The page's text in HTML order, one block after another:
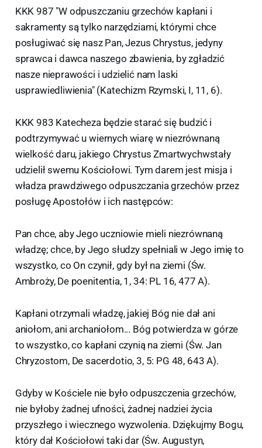
KKK 987 "W odpuszczaniu grzechów kapłani i
sakramenty są tylko narzędziami, którymi chce
posługiwać się nasz Pan, Jezus Chrystus, jedyny
sprawca i dawca naszego zbawienia, by zgładzić
nasze nieprawości i udzielić nam laski
usprawiedliwienia" (Katechizm Rzymski, I, 11, 6).
KKK 983 Katecheza będzie starać się budzić i
podtrzymywać u wiernych wiarę w niezrównaną
wielkość daru, jakiego Chrystus Zmartwychwstały
udzielił swemu Kościołowi. Tym darem jest misja i
władza prawdziwego odpuszczania grzechów przez
posługę Apostołów i ich następców:
Pan chce, aby Jego uczniowie mieli niezrównaną
władzę; chce, by Jego słudzy spełniali w Jego imię to
wszystko, co On czynił, gdy był na ziemi (Św.
Ambroży, De poenitentia, 1, 34: PL 16, 477 A).
Kapłani otrzymali władzę, jakiej Bóg nie dał ani
aniołom, ani archaniołom... Bóg potwierdza w górze
to wszystko, co kapłani czynią na ziemi (Św. Jan
Chryzostom, De sacerdotio, 3, 5: PG 48, 643 A).
Gdyby w Kościele nie było odpuszczenia grzechów,
nie byłoby żadnej ufności, żadnej nadziei życia
przyszłego i wiecznego wyzwolenia. Dziękujmy Bogu,
który dał Kościołowi taki dar (Św. Augustyn,